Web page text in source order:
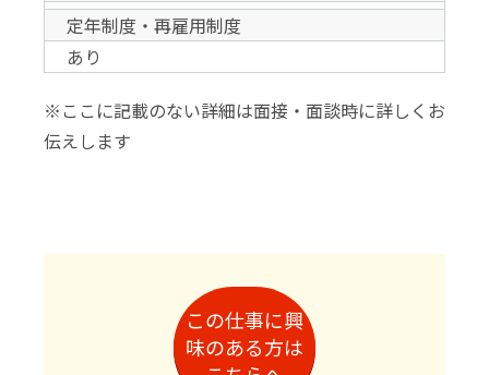
定年制度・再雇用制度
あり
※ここに記載のない詳細は面接・面談時に詳しくお
伝えします
この仕事に興
味のある方は